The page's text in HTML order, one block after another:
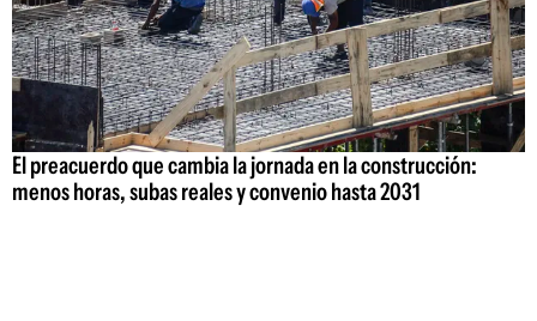
El preacuerdo que cambia la jornada en la construcción:
menos horas, subas reales y convenio hasta 2031